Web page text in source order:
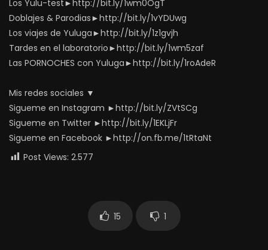
Los Yulu-test►http://bit.ly/1wm0OgT
Doblajes & Parodias►http://bit.ly/1vYDUwg
Los viajes de Yuluga►http://bit.ly/1z1gvjh
Tardes en el laboratorio►http://bit.ly/1wm5zaf
Las PORNOCHES con Yuluga►http://bit.ly/1roAdeR
Mis redes sociales ▼
Sigueme en Instagram ►http://bit.ly/ZVtSCg
Sigueme en Twitter ►http://bit.ly/1EKLjFr
Sigueme en Facebook ►http://on.fb.me/1tRtaNt
Post Views: 2.577
15 1